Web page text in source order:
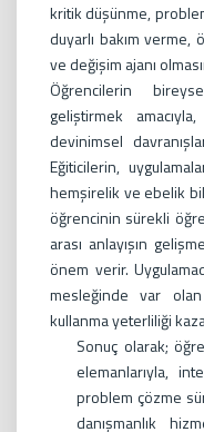
kritik düşünme,
duyarlı bakım verme,
ve değişim ajanı
Öğrencilerin
geliştirmek
devinimsel
Eğiticilerin,
hemşirelik ve ebelik
öğrencinin sürekli
arası anlayışın
önem verir.
mesleğinde var
kullanma yeterliliği
Sonuç olarak;
elemanlarıyla,
problem çözme
danışmanlık